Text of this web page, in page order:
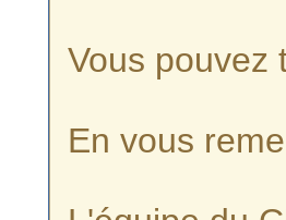
Vous pouvez
En vous